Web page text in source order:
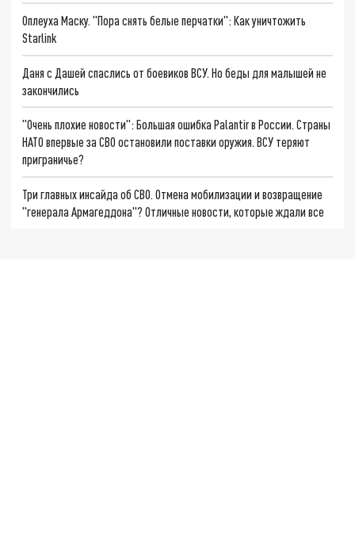
Оплеуха Маску. "Пора снять белые перчатки": Как уничтожить
Starlink
Даня с Дашей спаслись от боевиков ВСУ. Но беды для малышей не
закончились
"Очень плохие новости": Большая ошибка Palantir в России. Страны
НАТО впервые за СВО остановили поставки оружия. ВСУ теряют
приграничье?
Три главных инсайда об СВО. Отмена мобилизации и возвращение
"генерала Армагеддона"? Отличные новости, которые ждали все